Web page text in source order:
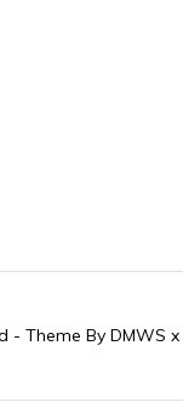
- Theme By DMWS x